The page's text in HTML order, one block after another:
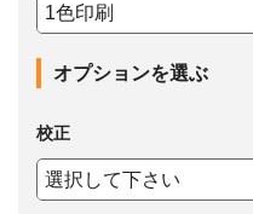
オプションを選ぶ
校正